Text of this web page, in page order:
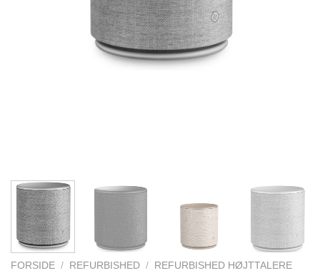
FORSIDE / REFURBISHED / REFURBISHED HØJTTALERE